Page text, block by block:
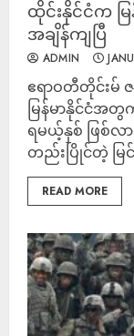
ထိုင်းနိုင်ငံက မ
အချိန်ကျပြီ
ADMIN
ဧရာဝတီတိုင်းမ်
မြန်မာနိုင်ငံအ
ရမယ့်နှစ် ဖြစ်လ
တည်းပြိုင်တဲ့ မ
READ MORE